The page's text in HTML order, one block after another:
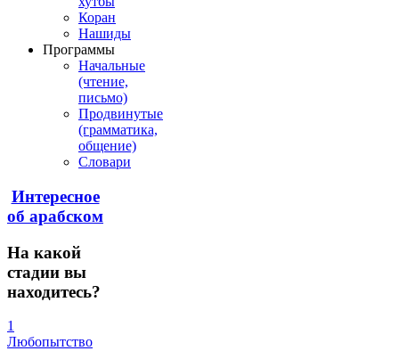
Коран
Нашиды
Программы
Начальные
(чтение,
письмо)
Продвинутые
(грамматика,
общение)
Словари
Интересное
об арабском
На какой
стадии вы
находитесь?
1
Любопытство